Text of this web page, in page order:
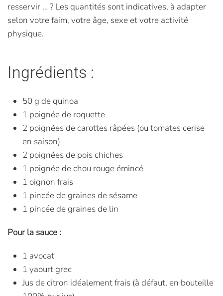
resservir … ? Les quantités sont indicatives, à adapter
selon votre faim, votre âge, sexe et votre activité
physique.
Ingrédients :
50 g de quinoa
1 poignée de roquette
2 poignées de carottes râpées (ou tomates cerise
en saison)
2 poignées de pois chiches
1 poignée de chou rouge émincé
1 oignon frais
1 pincée de graines de sésame
1 pincée de graines de lin
Pour la sauce :
1 avocat
1 yaourt grec
Jus de citron idéalement frais (à défaut, en bouteille